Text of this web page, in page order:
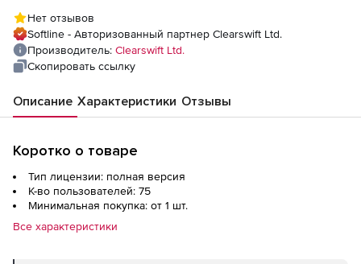
Нет отзывов
Softline - Авторизованный партнер Clearswift Ltd.
Производитель: Clearswift Ltd.
Скопировать ссылку
Описание Характеристики Отзывы
Коротко о товаре
Тип лицензии: полная версия
К-во пользователей: 75
Минимальная покупка: от 1 шт.
Все характеристики